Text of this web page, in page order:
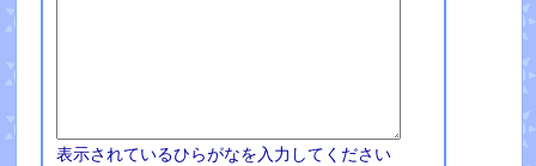
表示されているひらがなを入力してください